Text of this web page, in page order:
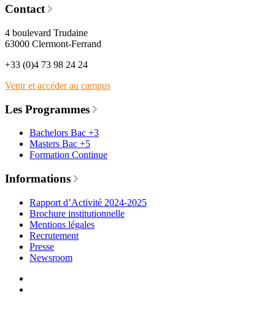
Contact
4 boulevard Trudaine
63000 Clermont-Ferrand
+33 (0)4 73 98 24 24
Venir et accéder au campus
Les Programmes
Bachelors Bac +3
Masters Bac +5
Formation Continue
Informations
Rapport d’Activité 2024-2025
Brochure institutionnelle
Mentions légales
Recrutement
Presse
Newsroom